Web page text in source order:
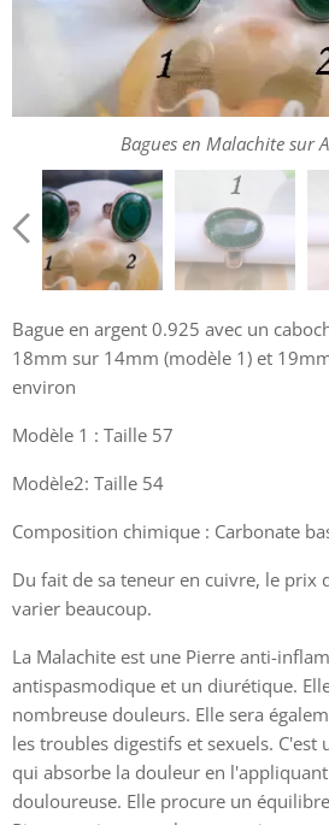
Bagues en Malachite sur
Bagues en Malachite sur
Bagues en Malachite sur
Bagues en Malachite sur
Bague en argent 0.925 avec un
18mm sur 14mm (modèle 1) et
environ
Modèle 1 : Taille 57
Modèle2: Taille 54
Composition chimique : Carbonate
Du fait de sa teneur en cuivre, le prix
varier beaucoup.
La Malachite est une Pierre anti-
antispasmodique et un diurétique.
nombreuse douleurs. Elle sera
les troubles digestifs et sexuels.
qui absorbe la douleur en
douloureuse. Elle procure un